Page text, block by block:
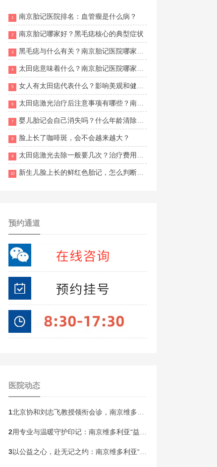
1 南京胎记医院排名：血管瘤是什么病？
2 南京胎记哪家好？黑毛痣核心的典型症状
3 黑毛痣与什么有关？南京胎记医院哪家好一点？
4 太田痣意味着什么？南京胎记医院哪家好点
5 女人有太田痣代表什么？影响美观和健康吗？
6 太田痣激光治疗后注意事项有哪些？南京胎记专科医院排名？
7 婴儿胎记会自己消失吗？什么年龄清除更合适？
8 脸上长了咖啡斑，会不会越来越大？
9 太田痣激光去除一般要几次？治疗费用怎么算？
10 新生儿脸上长的鲜红色胎记，怎么判断是不是鲜红斑痣，会不会自行消退？
预约通道
医院动态
1北京协和刘志飞教授领衔会诊，南京维多利亚胎记开启“无记童年·胎记血管瘤公益祛记”健康行动！
2用专业与温暖守护印记：南京维多利亚“益心护航”胎记患者皮肤健康关爱计划即将启动
3以公益之心，赴无记之约：南京维多利亚“无记人生”胎记精准诊疗帮扶计划本周末启动！